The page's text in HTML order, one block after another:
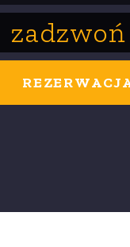
zadzwoń